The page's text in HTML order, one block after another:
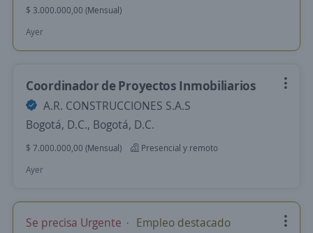
$ 3.000.000,00 (Mensual)
Ayer
Coordinador de Proyectos Inmobiliarios
A.R. CONSTRUCCIONES S.A.S
Bogotá, D.C., Bogotá, D.C.
$ 7.000.000,00 (Mensual)
Presencial y remoto
Ayer
Se precisa Urgente Empleo destacado